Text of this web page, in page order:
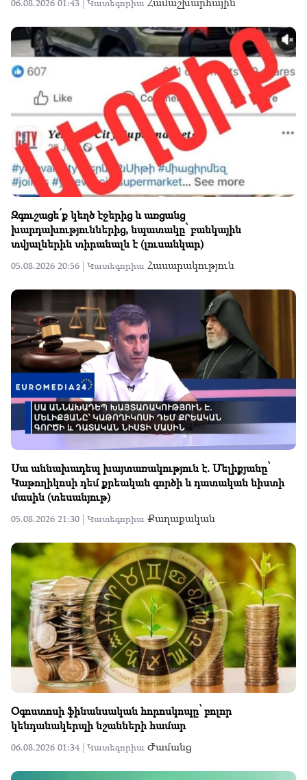
06.08.2026 01:43 | Կատեգորիա
Զգուշացե՛ք կեղծ էջերից և առցանց
խարդախություններից, նպատակը՝ բանկային
տվյալներին տիրանալն է (լուսանկար)
05.08.2026 20:56 | Կատեգորիա Հասարակություն
Սա աննախադեպ խայտառակություն է. Մելիքյանը՝
Կաթողիկոսի դեմ քրեական գործի և դատական նիստի
մասին (տեսանյութ)
05.08.2026 21:30 | Կատեգորիա Քաղաքական
Օգոստոսի ֆինանսական հորոսկոպը՝ բոլոր
կենդանակերպի նշանների համար
06.08.2026 01:34 | Կատեգորիա Ժամանց